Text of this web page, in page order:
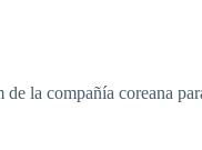
la compañía coreana